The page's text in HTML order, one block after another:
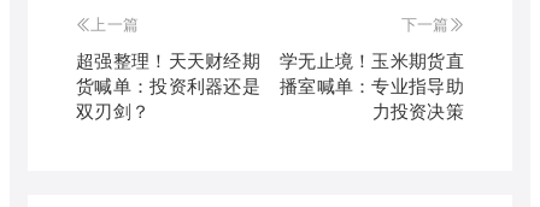
上一篇
超强整理！天天财经期
货喊单：投资利器还是
双刃剑？
下一篇
学无止境！玉米期货直
播室喊单：专业指导助
力投资决策